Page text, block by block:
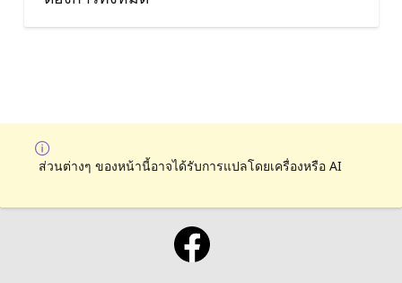
ส่วนต่างๆ ของหน้านี้อาจได้รับการแปลโดยเครื่องหรือ AI